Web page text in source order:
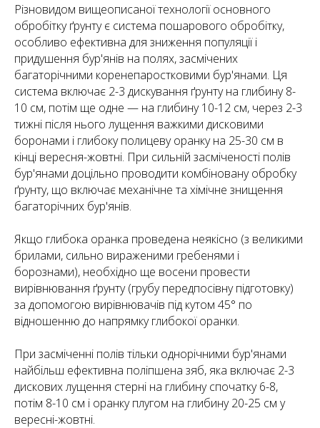
Різновидом вищеописаної технології основного
обробітку ґрунту є система пошарового обробітку,
особливо ефективна для зниження популяції і
придушення бур'янів на полях, засмічених
багаторічними коренепаростковими бур'янами. Ця
система включає 2-3 дискування ґрунту на глибину 8-
10 см, потім ще одне — на глибину 10-12 см, через 2-3
тижні після нього лущення важкими дисковими
боронами і глибоку полицеву оранку на 25-30 см в
кінці вересня-жовтні. При сильній засміченості полів
бур'янами доцільно проводити комбіновану обробку
ґрунту, що включає механічне та хімічне знищення
багаторічних бур'янів.
Якщо глибока оранка проведена неякісно (з великими
брилами, сильно вираженими гребенями і
борознами), необхідно ще восени провести
вирівнювання ґрунту (грубу передпосівну підготовку)
за допомогою вирівнювачів під кутом 45° по
відношенню до напрямку глибокої оранки.
При засміченні полів тільки однорічними бур'янами
найбільш ефективна поліпшена зяб, яка включає 2-3
дискових лущення стерні на глибину спочатку 6-8,
потім 8-10 см і оранку плугом на глибину 20-25 см у
вересні-жовтні.